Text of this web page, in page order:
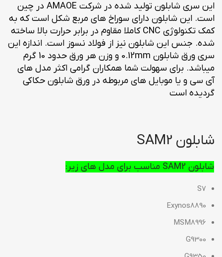
این سری شابلون تولید شده در شرکت AMAOE در چین
است. این شابلون دارای سوراخ های مربع شکل است که به
کمک تکنولوژی CNC کاملا مقاوم در برابر حرارت بالا ساخته
شده. جنس این شابلون نیز از فولاد نسوز است. اندازه این
سری ورق شابلون 0.12mm و وزن هر ورق حدود 10 گرم
میباشد. برای سهولت شما همکاران گرامی اکثر مدل های
آی سی و یا موبایل های مربوطه در ورق شابلون حکاکی
گردیده است
شابلون SAM2
شابلون SAM2 مناسب برای مدل های زیر:
S7
Exynos8890
MSM8996
G9300